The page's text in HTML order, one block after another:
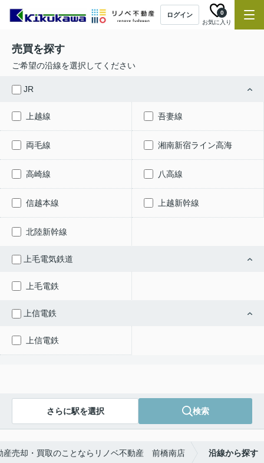
ログイン
お気に入り
0
売買を探す
ご希望の沿線を選択してください
JR
上越線 吾妻線
両毛線 湘南新宿ライン高海
高崎線 八高線
信越本線 上越新幹線
北陸新幹線
上毛電気鉄道
上毛電鉄
上信電鉄
上信電鉄
さらに駅を選択 検索
産売却・買取のことならリノベ不動産 前橋南店 沿線から探す